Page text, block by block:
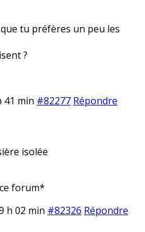
tu préfères un peu les
?
41 min #82277 Répondre
isolée
forum*
h 02 min #82326 Répondre